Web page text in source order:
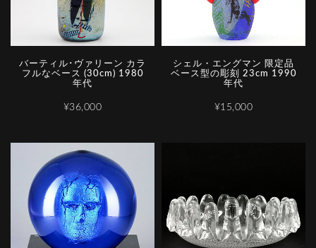
バーティル･ヴァリーン カラ
フルなベース (30cm) 1980
年代
¥36,000
シェル・エングマン 限定品
ベース型の彫刻 23cm 1990
年代
¥15,000